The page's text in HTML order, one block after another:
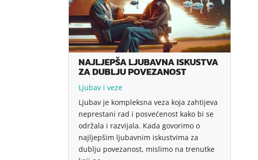
NAJLJEPŠA LJUBAVNA ISKUSTVA
ZA DUBLJU POVEZANOST
Ljubav i veze
Ljubav je kompleksna veza koja zahtijeva
neprestani rad i posvećenost kako bi se
održala i razvijala. Kada govorimo o
najljepšim ljubavnim iskustvima za
dublju povezanost, mislimo na trenutke